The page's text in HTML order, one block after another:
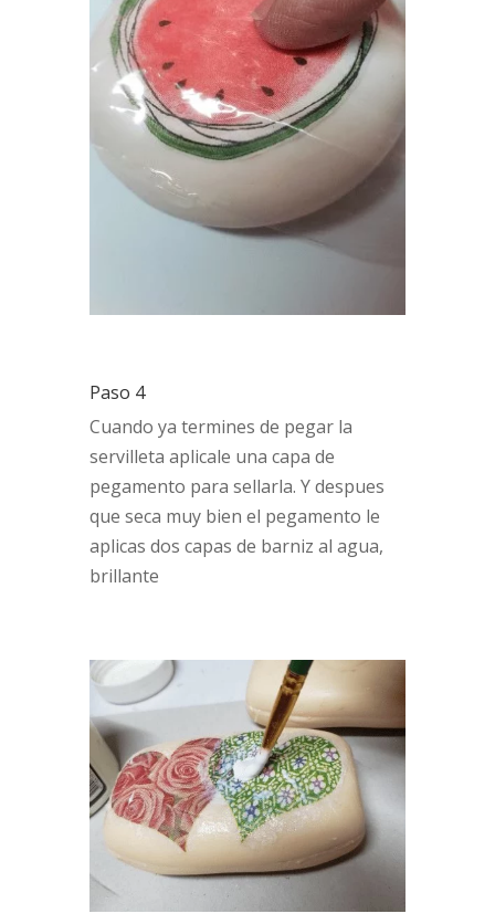
Paso 4
Cuando ya termines de pegar la
servilleta aplicale una capa de
pegamento para sellarla. Y despues
que seca muy bien el pegamento le
aplicas dos capas de barniz al agua,
brillante